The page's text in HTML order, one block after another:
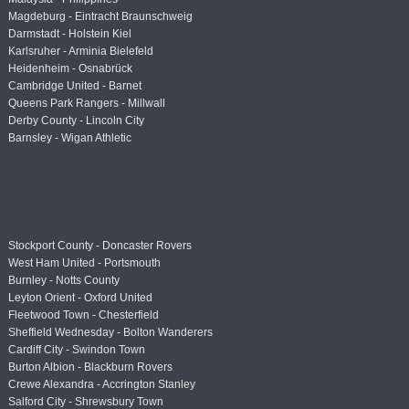
Magdeburg - Eintracht Braunschweig
Darmstadt - Holstein Kiel
Karlsruher - Arminia Bielefeld
Heidenheim - Osnabrück
Cambridge United - Barnet
Queens Park Rangers - Millwall
Derby County - Lincoln City
Barnsley - Wigan Athletic
Stockport County - Doncaster Rovers
West Ham United - Portsmouth
Burnley - Notts County
Leyton Orient - Oxford United
Fleetwood Town - Chesterfield
Sheffield Wednesday - Bolton Wanderers
Cardiff City - Swindon Town
Burton Albion - Blackburn Rovers
Crewe Alexandra - Accrington Stanley
Salford City - Shrewsbury Town